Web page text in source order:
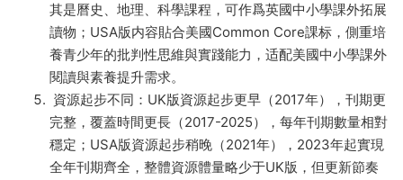
其是曆史、地理、科學課程，可作爲英國中小學課外拓展
讀物；USA版内容貼合美國Common Core課标，側重培
養青少年的批判性思維與實踐能力，适配美國中小學課外
閱讀與素養提升需求。
資源起步不同：UK版資源起步更早（2017年），刊期更
完整，覆蓋時間更長（2017-2025），每年刊期數量相對
穩定；USA版資源起步稍晚（2021年），2023年起實現
全年刊期齊全，整體資源體量略少于UK版，但更新節奏